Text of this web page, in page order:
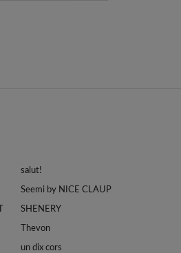
salut!
Seemi by NICE CLAUP
SHENERY
Thevon
un dix cors